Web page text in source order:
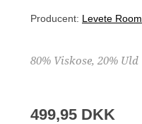
Producent: Levete Room
80% Viskose, 20% Uld
499,95 DKK